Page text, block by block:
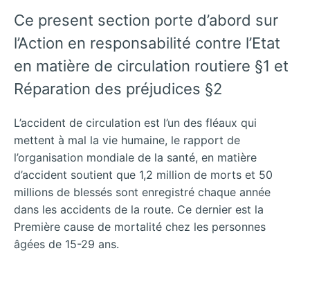
Ce present section porte d’abord sur
l’Action en responsabilité contre l’Etat
en matière de circulation routiere §1 et
Réparation des préjudices §2
L’accident de circulation est l’un des fléaux qui
mettent à mal la vie humaine, le rapport de
l’organisation mondiale de la santé, en matière
d’accident soutient que 1,2 million de morts et 50
millions de blessés sont enregistré chaque année
dans les accidents de la route. Ce dernier est la
Première cause de mortalité chez les personnes
âgées de 15-29 ans.